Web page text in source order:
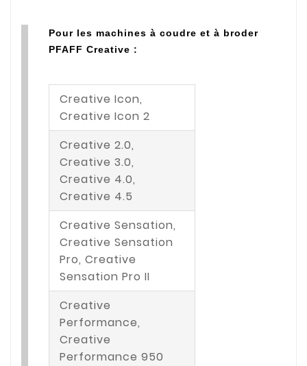
Pour les machines à coudre et à broder
PFAFF Creative :
Creative Icon,
Creative Icon 2
Creative 2.0,
Creative 3.0,
Creative 4.0,
Creative 4.5
Creative Sensation,
Creative Sensation
Pro, Creative
Sensation Pro II
Creative
Performance,
Creative
Performance 950